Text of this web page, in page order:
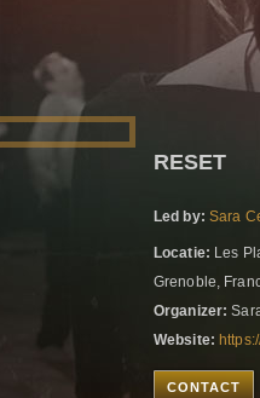
RESET
Led by: Sara
Locatie: Les
Grenoble,
Organizer:
Website:
CONTACT